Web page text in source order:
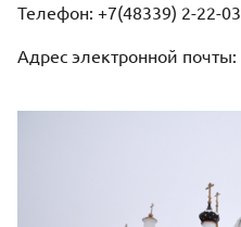
Телефон: +7(48339) 2-22-03
Адрес электронной почты: